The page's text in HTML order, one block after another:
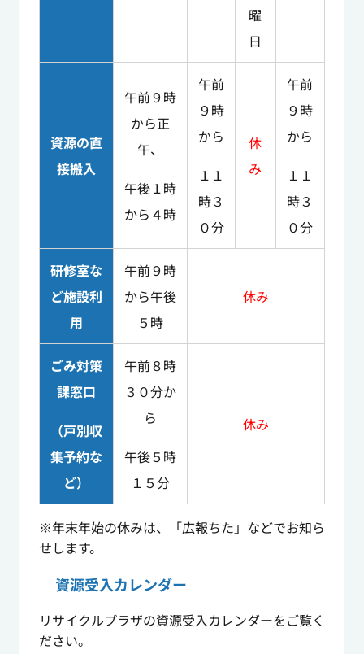
曜
日
資源の直
接搬入
午前９時
から正
午、
午後１時
から４時
午前
９時
から
１１
時３
０分
休
み
午前
９時
から
１１
時３
０分
研修室な
ど施設利
用
午前９時
から午後
５時
休み
ごみ対策
課窓口
（戸別収
集予約な
ど）
午前８時
３０分か
ら
午後５時
１５分
休み
※年末年始の休みは、「広報ちた」などでお知ら
せします。
資源受入カレンダー
リサイクルプラザの資源受入カレンダーをご覧く
ださい。